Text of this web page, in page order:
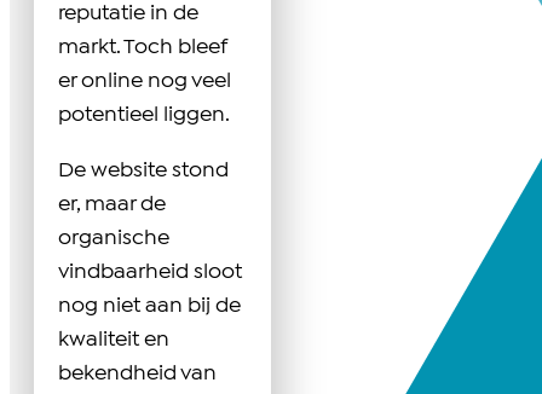
reputatie in de
markt. Toch bleef
er online nog veel
potentieel liggen.
De website stond
er, maar de
organische
vindbaarheid sloot
nog niet aan bij de
kwaliteit en
bekendheid van